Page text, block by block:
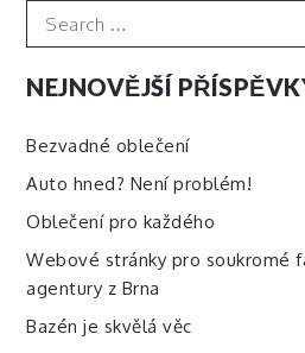
Search
for:
NEJNOVĚJŠÍ
Bezvadné oblečení
Auto hned? Není problém!
Oblečení pro každého
Webové stránky pro soukromé
agentury z Brna
Bazén je skvělá věc